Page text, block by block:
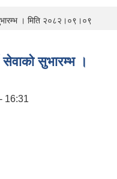
। मिति २०८२।०९।०९
सेवाको सुभारम्भ ।
16:31